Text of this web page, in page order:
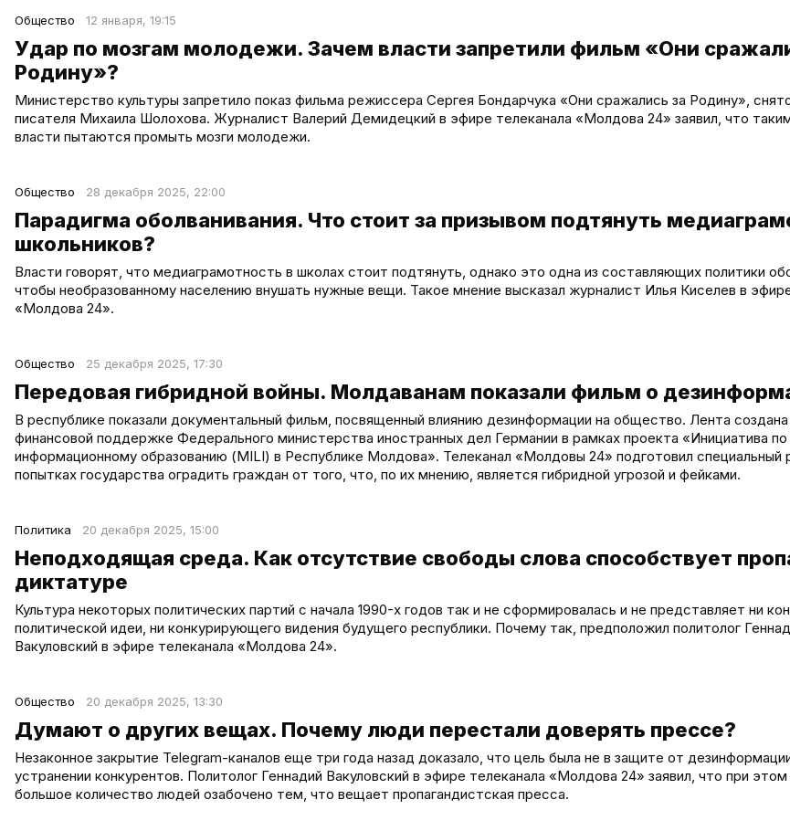
Общество 12 января, 19:15
Удар по мозгам молодежи. Зачем власти запретили фильм «Они
Родину»?
Министерство культуры запретило показ фильма режиссера Сергея Бондарчука «Они сражались за Родину»,
писателя Михаила Шолохова. Журналист Валерий Демидецкий в эфире телеканала «Молдова 24» заявил, что
власти пытаются промыть мозги молодежи.
Общество 28 декабря 2025, 22:00
Парадигма оболванивания. Что стоит за призывом подтянуть
школьников?
Власти говорят, что медиаграмотность в школах стоит подтянуть, однако это одна из составляющих политики
чтобы необразованному населению внушать нужные вещи. Такое мнение высказал журналист Илья Киселев в
«Молдова 24».
Общество 25 декабря 2025, 17:30
Передовая гибридной войны. Молдаванам показали фильм о
В республике показали документальный фильм, посвященный влиянию дезинформации на общество. Лента создана
финансовой поддержке Федерального министерства иностранных дел Германии в рамках проекта «Инициатива
информационному образованию (MILI) в Республике Молдова». Телеканал «Молдовы 24» подготовил специальный
попытках государства оградить граждан от того, что, по их мнению, является гибридной угрозой и фейками.
Политика 20 декабря 2025, 15:00
Неподходящая среда. Как отсутствие свободы слова способствует
диктатуре
Культура некоторых политических партий с начала 1990-х годов так и не сформировалась и не представляет ни
политической идеи, ни конкурирующего видения будущего республики. Почему так, предположил политолог
Вакуловский в эфире телеканала «Молдова 24».
Общество 20 декабря 2025, 13:30
Думают о других вещах. Почему люди перестали доверять прессе?
Незаконное закрытие Telegram-каналов еще три года назад доказало, что цель была не в защите от
устранении конкурентов. Политолог Геннадий Вакуловский в эфире телеканала «Молдова 24» заявил, что при
большое количество людей озабочено тем, что вещает пропагандистская пресса.